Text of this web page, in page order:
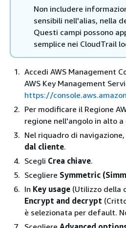
Non includere
sensibili nell'alias, nella
Questi campi possono
semplice nei CloudTrail
Accedi AWS Management
AWS Key Management
https://
Per modificare il Regione
regione nell'angolo in alto
Nel riquadro di
dal cliente.
Scegli Crea chiave.
Scegliere Symmetric
In Key usage (Utilizzo della
Encrypt and decrypt
è selezionata per default.